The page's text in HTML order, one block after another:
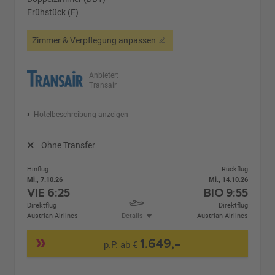
Frühstück (F)
Zimmer & Verpflegung anpassen
Anbieter:
Transair
Hotelbeschreibung anzeigen
Ohne Transfer
Hinflug
Mi., 7.10.26
VIE 6:25
Direktflug
Austrian Airlines
Details
Rückflug
Mi., 14.10.26
BIO 9:55
Direktflug
Austrian Airlines
p.P. ab € 1.649,-